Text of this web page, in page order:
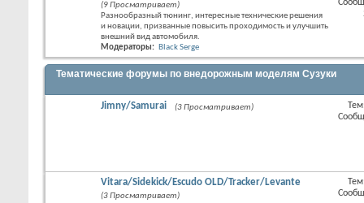
(9 Просматривает)
Разнообразный тюнинг, интересные технические решения
и новации, призванные повысить проходимость и улучшить
внешний вид автомобиля.
Модераторы: Black Serge
лента
Тематические форумы по внедорожным моделям Сузуки
Jimny/Samurai (3 Просматривает)
лента
Vitara/Sidekick/Escudo OLD/Tracker/Levante
(3 Просматривает)
лента